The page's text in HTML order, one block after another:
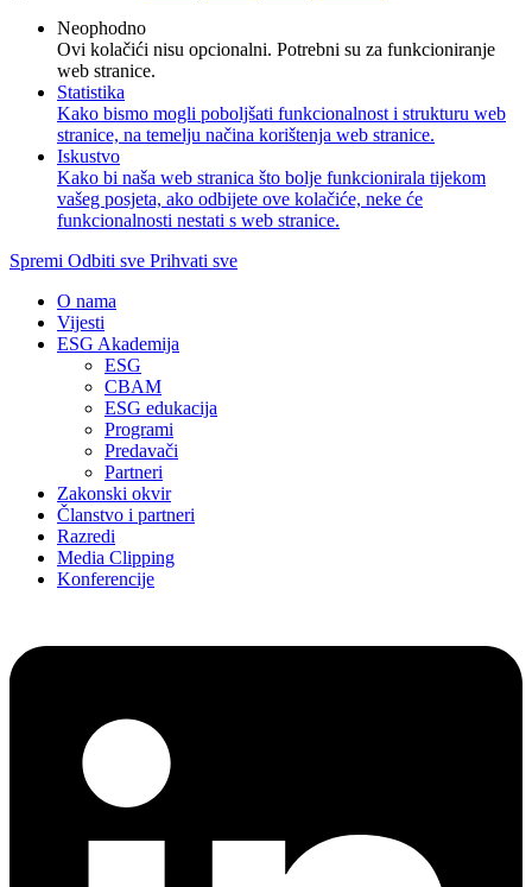
Neophodno
Ovi kolačići nisu opcionalni. Potrebni su za funkcioniranje
web stranice.
Statistika
Kako bismo mogli poboljšati funkcionalnost i strukturu web
stranice, na temelju načina korištenja web stranice.
Iskustvo
Kako bi naša web stranica što bolje funkcionirala tijekom
vašeg posjeta, ako odbijete ove kolačiće, neke će
funkcionalnosti nestati s web stranice.
Spremi Odbiti sve Prihvati sve
O nama
Vijesti
ESG Akademija
ESG
CBAM
ESG edukacija
Programi
Predavači
Partneri
Zakonski okvir
Članstvo i partneri
Razredi
Media Clipping
Konferencije